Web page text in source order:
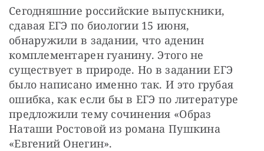
Сегодняшние российские выпускники,
сдавая ЕГЭ по биологии 15 июня,
обнаружили в задании, что аденин
комплементарен гуанину. Этого не
существует в природе. Но в задании ЕГЭ
было написано именно так. И это грубая
ошибка, как если бы в ЕГЭ по литературе
предложили тему сочинения «Образ
Наташи Ростовой из романа Пушкина
«Евгений Онегин».